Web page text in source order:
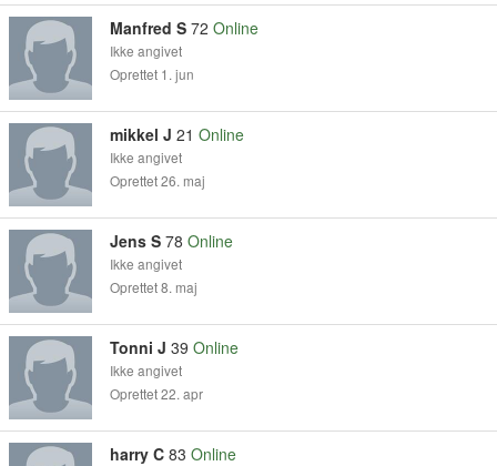
Manfred S 72 Online
Ikke angivet
Oprettet 1. jun
mikkel J 21 Online
Ikke angivet
Oprettet 26. maj
Jens S 78 Online
Ikke angivet
Oprettet 8. maj
Tonni J 39 Online
Ikke angivet
Oprettet 22. apr
harry C 83 Online